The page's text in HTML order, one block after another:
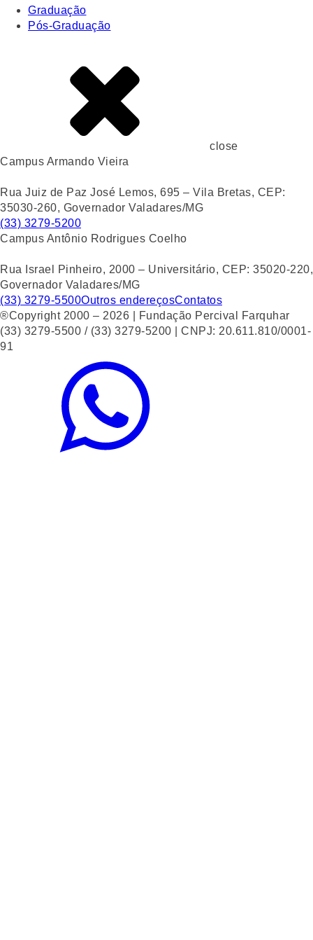
Graduação
Pós-Graduação
close
Campus Armando Vieira
Rua Juiz de Paz José Lemos, 695 – Vila Bretas, CEP:
35030-260, Governador Valadares/MG
(33) 3279-5200
Campus Antônio Rodrigues Coelho
Rua Israel Pinheiro, 2000 – Universitário, CEP: 35020-220,
Governador Valadares/MG
(33) 3279-5500Outros endereçosContatos
®Copyright 2000 – 2026 | Fundação Percival Farquhar
(33) 3279-5500 / (33) 3279-5200 | CNPJ: 20.611.810/0001-
91